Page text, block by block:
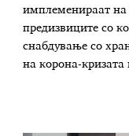
имплеменираат на
предизвиците со
снабдување со
на корона-